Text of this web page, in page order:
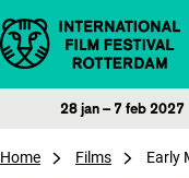
Direct naar inhoud
28 jan – 7 feb 2027
Home Films Early